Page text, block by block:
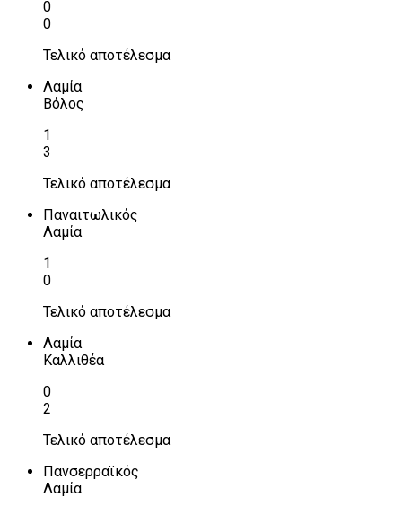
0
0
Τελικό αποτέλεσμα
Λαμία
Βόλος
1
3
Τελικό αποτέλεσμα
Παναιτωλικός
Λαμία
1
0
Τελικό αποτέλεσμα
Λαμία
Καλλιθέα
0
2
Τελικό αποτέλεσμα
Πανσερραϊκός
Λαμία